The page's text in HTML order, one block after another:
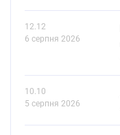
12.12
6 серпня 2026
10.10
5 серпня 2026